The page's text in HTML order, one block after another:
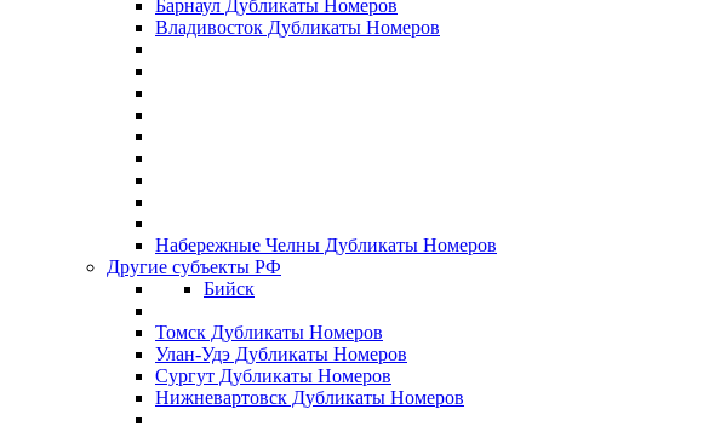
Барнаул Дубликаты Номеров
Владивосток Дубликаты Номеров
Набережные Челны Дубликаты Номеров
Другие субъекты РФ
Бийск
Томск Дубликаты Номеров
Улан-Удэ Дубликаты Номеров
Сургут Дубликаты Номеров
Нижневартовск Дубликаты Номеров